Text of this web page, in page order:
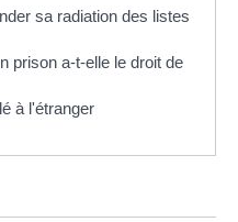
sa radiation des listes
prison a-t-elle le droit de
à l'étranger